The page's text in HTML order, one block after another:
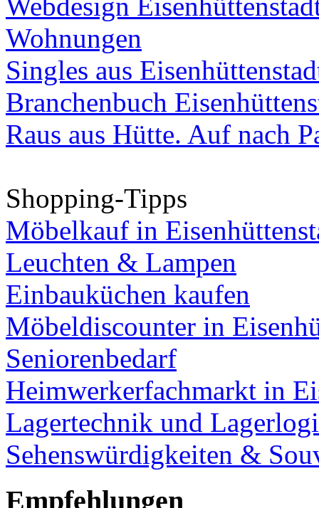
Wohnungen
Singles aus
Branchenbuch
Raus aus Hütte. Auf nach
Shopping-Tipps
Möbelkauf in
Leuchten & Lampen
Einbauküchen kaufen
Möbeldiscounter in
Seniorenbedarf
Heimwerkerfachmarkt in
Lagertechnik und
Sehenswürdigkeiten &
Empfehlungen